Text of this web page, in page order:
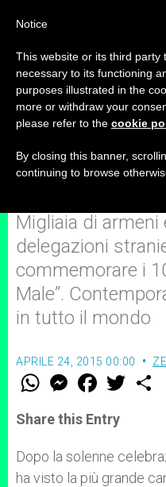
Armenia:
per Genocidio.
Hollande
Migliaia di armeni
delegazioni
commemorare i
Male”.
in tutto il mondo
APRILE 24, 2015 00:00
W
t
s
p
p
M
e
s
e
g
e
r
F
a
e
b
o
k
w
r
Share this Entry
Dopo la solenne
ha visto la più grande
Notice
This website or its third party
necessary to its functioning
purposes illustrated in the
more or withdraw your
please refer to the cookie
By closing this banner,
continuing to browse